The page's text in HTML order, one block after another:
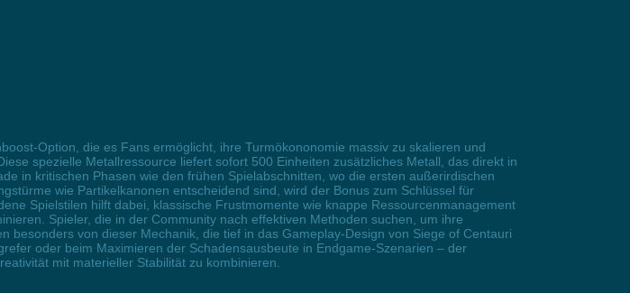
Option, die es Fans ermöglicht, ihre Turmökononomie massiv zu skalieren und
spezielle Metallressource liefert sofort 500 Einheiten zusätzliches Metall, das direkt in
in kritischen Phasen wie den frühen Spielabschnitten, wo die ersten außerirdischen
wie Partikelkanonen entscheidend sind, wird der Bonus zum Schlüssel für
Spielstilen hilft dabei, klassische Frustmomente wie knappe Ressourcenmanagement
Spieler, die in der Community nach effektiven Methoden suchen, um ihre
von dieser Mechanik, die tief in das Gameplay-Design von Siege of Centauri
oder beim Maximieren der Schadensausbeute in Endgame-Szenarien – der
mit materieller Stabilität zu kombinieren.